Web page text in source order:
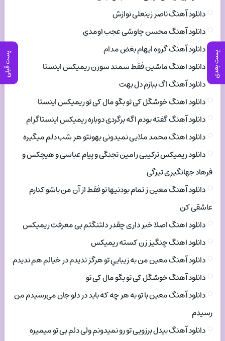
پست بعدی پست قبلی
دانلود آهنگ ناصر زینعلی نوازش
دانلود آهنگ محسن چاوشی عجب اومدی
دانلود آهنگ گروه ایهام بغض مدام
دانلود اهنگ ماشین فقط سمند سورن ریمیکس اینستا
دانلود آهنگ اگ ببازم دل بهت
دانلود اهنگ خوشگل کی تو بگو مال کی تو ریمیکس اینستا
دانلود آهنگ گفته بودم اگه برگردی دوباره ریمیکس اینستاگرام
دانلود اهنگ محمد ملایی نمیدونی بهونتو هر شب دلم میگیره
دانلود ریمیکس ترکیبی رامین تجنگی و پیام عباسی و هیچکس و
فرهاد جهانگیری تیرگی
دانلود آهنگ معین ز تمام بودنیها تو فقط از آن من باشو کنارم
عاشقی کن
دانلود اهنگ اصلا خبر داری چقدر دلتنگتم بی معرفت ریمیکس
دانلود اهنگ چنگیز زن کسته ریمیکس
دانلود آهنگ معین من به زیباییِ تو هرگز ندیدم در خیالم هم ندیدم
دانلود آهنگ خوشگل کی تو بگو مال کی تو
دانلود آهنگ معین با تو به هر چه که باید در دلو جان می‌رسیدم من
رسیدم
دانلود آهنگ بیدل برزویی تو رو نمیدونم ولی دلم بی تو میمیره